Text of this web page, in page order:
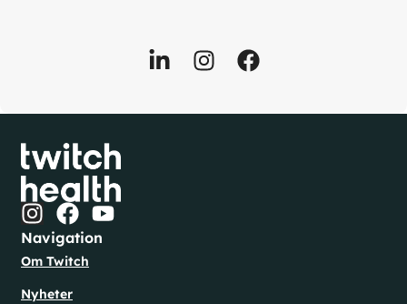
Navigation
Om Twitch
Nyheter